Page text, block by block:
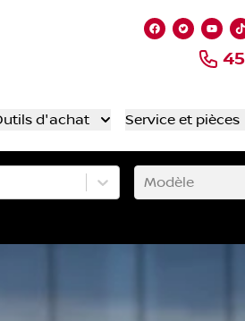
Lien vers
LienLien
d'achat Service et pièces
Modèle